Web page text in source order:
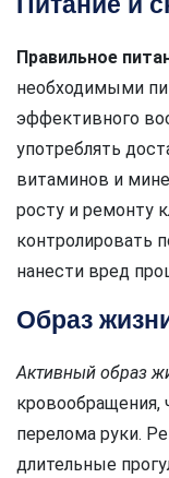
Правильное
необходимыми
эффективного
употреблять
витаминов и
росту и ремонту
контролировать
нанести вред
Образ
Активный образ
кровообращения,
перелома руки.
длительные